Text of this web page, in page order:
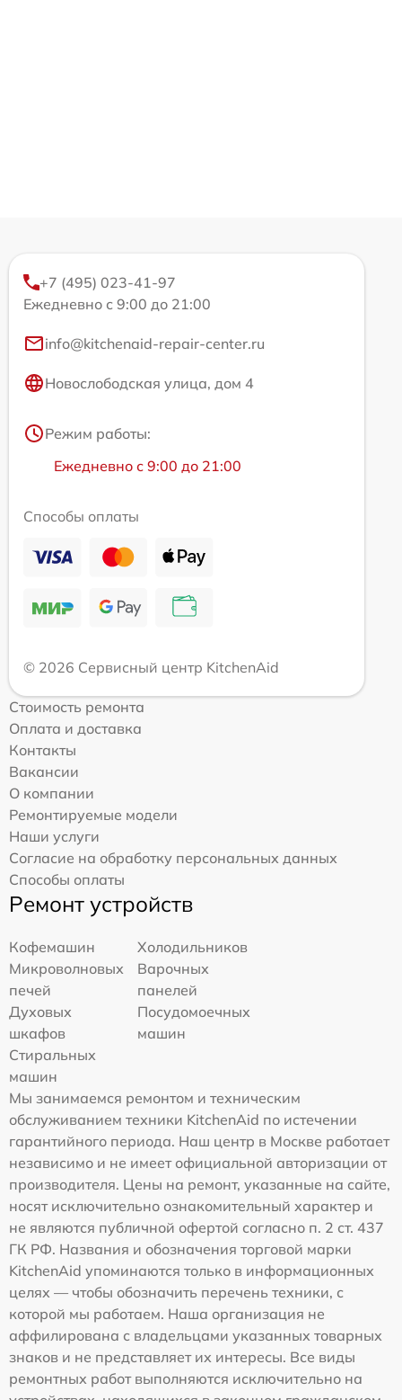
+7 (495) 023-41-97
Ежедневно с 9:00 до 21:00
info@kitchenaid-repair-center.ru
Новослободская улица, дом 4
Режим работы:
Ежедневно с 9:00 до 21:00
Способы оплаты
© 2026 Сервисный центр KitchenAid
Стоимость ремонта
Оплата и доставка
Контакты
Вакансии
О компании
Ремонтируемые модели
Наши услуги
Согласие на обработку персональных данных
Способы оплаты
Ремонт устройств
Кофемашин
Холодильников
Микроволновых
печей
Варочных
панелей
Духовых
шкафов
Посудомоечных
машин
Стиральных
машин
Мы занимаемся ремонтом и техническим
обслуживанием техники KitchenAid по истечении
гарантийного периода. Наш центр в Москве работает
независимо и не имеет официальной авторизации от
производителя. Цены на ремонт, указанные на сайте,
носят исключительно ознакомительный характер и
не являются публичной офертой согласно п. 2 ст. 437
ГК РФ. Названия и обозначения торговой марки
KitchenAid упоминаются только в информационных
целях — чтобы обозначить перечень техники, с
которой мы работаем. Наша организация не
аффилирована с владельцами указанных товарных
знаков и не представляет их интересы. Все виды
ремонтных работ выполняются исключительно на